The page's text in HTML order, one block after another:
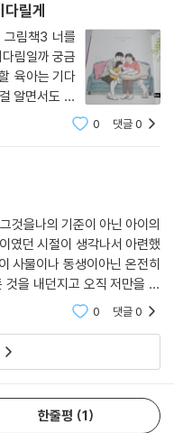
를 알고 화목하게 지낸다) / 1
릴게
그림책3 너를
림일까 궁금
육아는 기다
알면서도 시
게 한 발 앞서
0 댓글0
것을나의 기준이 아닌 아이의
였던 시절이 생각나서 아련했
사물이나 동생이아닌 온전히
을 내던지고 오직 저만을 봐
종가집 며느리였던 엄마는
0 댓글0
한줄평 1